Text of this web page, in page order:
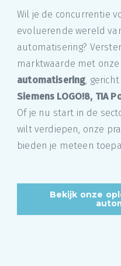
Wil je de concurrentie
evoluerende wereld
automatisering?
marktwaarde met onze
automatisering, gericht
Siemens LOGO!8, TIA
Of je nu start in de
wilt verdiepen, onze
bieden je meteen
Bekijk onze